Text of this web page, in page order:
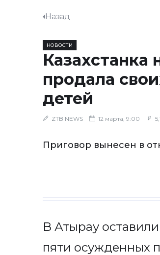
Назад
НОВОСТИ
Казахстанка
продала
детей
ZTB NEWS 12 марта, 9:00
Приговор вынесен в
В Атырау
пяти осужденных